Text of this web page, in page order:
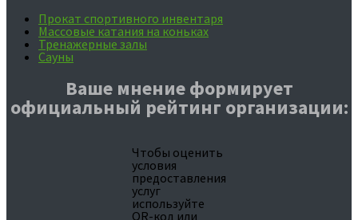
Прокат спортивного инвентаря
Массовые катания на коньках
Тренажерные залы
Сауны
Ваше мнение формирует
официальный рейтинг организации:
Чтобы оценить
условия
предоставления
услуг
используйте
QR-код или